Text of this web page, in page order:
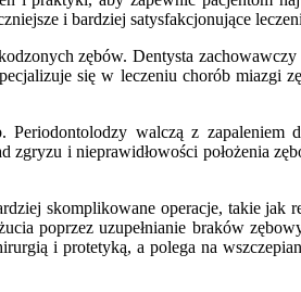
i bardziej satysfakcjonujące
zębów. Dentysta
się w leczeniu chorób miazgi
walczą z zapaleniem
i nieprawidłowości położenia
skomplikowane operacje, takie jak
poprzez uzupełnianie braków
i protetyką, a polega na